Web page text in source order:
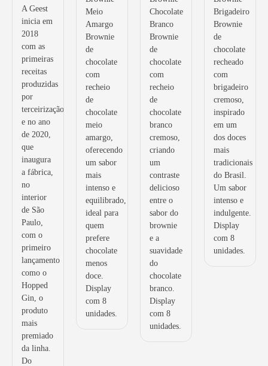
A Geest
inicia em
2018
com as
primeiras
receitas
produzidas
por
terceirização,
e no ano
de 2020,
que
inaugura
a fábrica,
no
interior
de São
Paulo,
com o
primeiro
lançamento
como o
Hopped
Gin, o
produto
mais
premiado
da linha.
Do
Meio
Amargo
Brownie
de
chocolate
com
recheio
de
chocolate
meio
amargo,
oferecendo
um sabor
mais
intenso e
equilibrado,
ideal para
quem
prefere
chocolate
menos
doce.
Display
com 8
unidades.
Chocolate
Branco
Brownie
de
chocolate
com
recheio
de
chocolate
branco
cremoso,
criando
um
contraste
delicioso
entre o
sabor do
brownie
e a
suavidade
do
chocolate
branco.
Display
com 8
unidades.
Brigadeiro
Brownie
de
chocolate
recheado
com
brigadeiro
cremoso,
inspirado
em um
dos doces
mais
tradicionais
do Brasil.
Um sabor
intenso e
indulgente.
Display
com 8
unidades.